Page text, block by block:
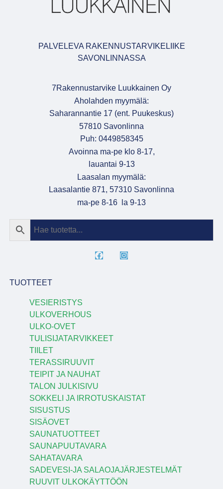
PALVELEVA RAKENNUSTARVIKELIIKE
SAVONLINNASSA
7Rakennustarvike Luukkainen Oy
Aholahden myymälä:
Saharannantie 17 (ent. Puukeskus)
57810 Savonlinna
Puh: 0449858345
Avoinna ma-pe klo 8-17,
lauantai 9-13
Laasalan myymälä:
Laasalantie 871, 57310 Savonlinna
ma-pe 8-16 la 9-13
TUOTTEET
VESIERISTYS
ULKOVERHOUS
ULKO-OVET
TULISIJATARVIKKEET
TIILET
TERASSIRUUVIT
TEIPIT JA NAUHAT
TALON JULKISIVU
SOKKELI JA IRROTUSKAISTAT
SISUSTUS
SISÄOVET
SAUNATUOTTEET
SAUNAPUUTAVARA
SAHATAVARA
SADEVESI-JA SALAOJAJÄRJESTELMÄT
RUUVIT ULKOKÄYTTÖÖN